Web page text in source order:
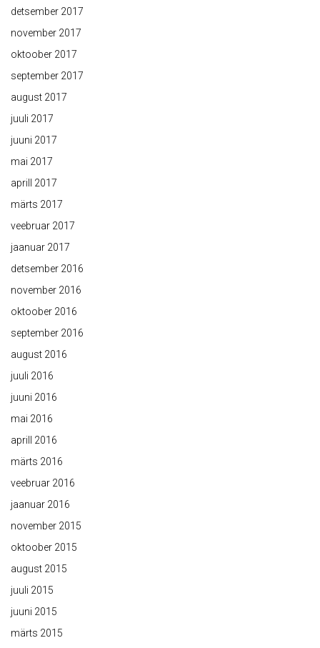
detsember 2017
november 2017
oktoober 2017
september 2017
august 2017
juuli 2017
juuni 2017
mai 2017
aprill 2017
märts 2017
veebruar 2017
jaanuar 2017
detsember 2016
november 2016
oktoober 2016
september 2016
august 2016
juuli 2016
juuni 2016
mai 2016
aprill 2016
märts 2016
veebruar 2016
jaanuar 2016
november 2015
oktoober 2015
august 2015
juuli 2015
juuni 2015
märts 2015